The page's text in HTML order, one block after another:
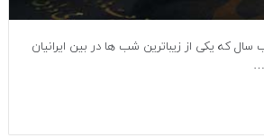
سال که یکی از زیباترین شب ها در بین ایرانیان